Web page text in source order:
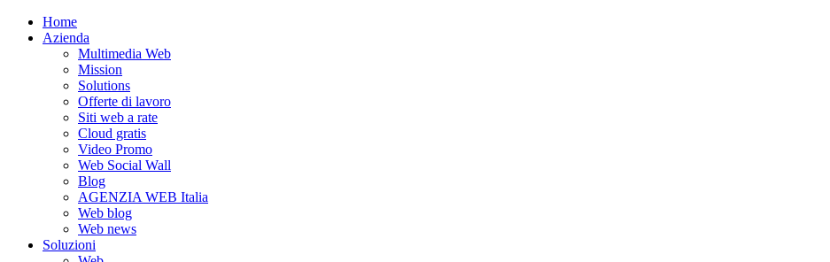
Home
Azienda
Multimedia Web
Mission
Solutions
Offerte di lavoro
Siti web a rate
Cloud gratis
Video Promo
Web Social Wall
Blog
AGENZIA WEB Italia
Web blog
Web news
Soluzioni